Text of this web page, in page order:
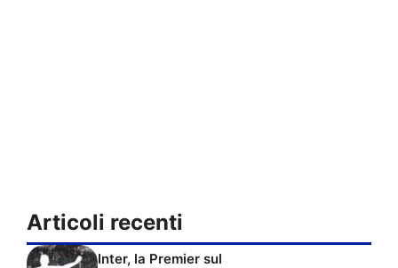
Articoli recenti
Inter, la Premier sul